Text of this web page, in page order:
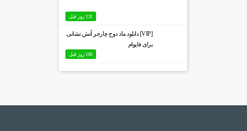
131 روز قبل
[VIP] دانلود ماد دوج چارجر آتش نشانی
برای فایوام
166 روز قبل